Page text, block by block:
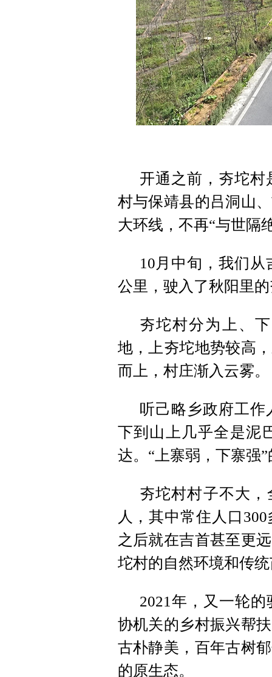
开通之前，夯坨村
村与保靖县的吕洞山
大环线，不再“与世隔
10月中旬，我们
公里，驶入了秋阳里
夯坨村分为上、
地，上夯坨地势较高
而上，村庄渐入云雾。
听己略乡政府工
下到山上几乎全是泥
达。“上寨弱，下寨强
夯坨村村子不大，
人，其中常住人口
之后就在吉首甚至更
坨村的自然环境和传
2021年，又一轮
协机关的乡村振兴帮
古朴静美，百年古树
的原生态。